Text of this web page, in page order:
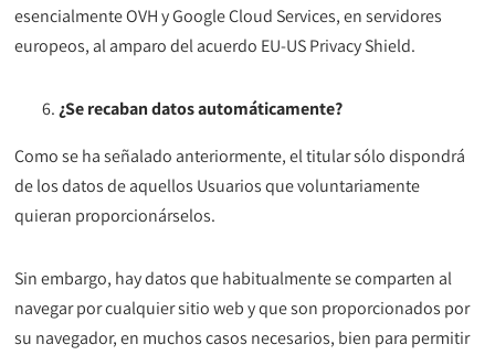
esencialmente OVH y Google Cloud Services, en servidores
europeos, al amparo del acuerdo EU-US Privacy Shield.
¿Se recaban datos automáticamente?
Como se ha señalado anteriormente, el titular sólo dispondrá
de los datos de aquellos Usuarios que voluntariamente
quieran proporcionárselos.
Sin embargo, hay datos que habitualmente se comparten al
navegar por cualquier sitio web y que son proporcionados por
su navegador, en muchos casos necesarios, bien para permitir